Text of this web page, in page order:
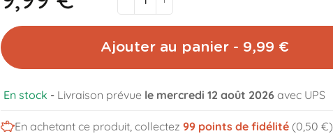
Ajouter au panier - 9,99 €
En stock - Livraison prévue le mercredi 12 août 2026 avec UPS
En achetant ce produit, collectez 99points de fidélité (0,50 €)